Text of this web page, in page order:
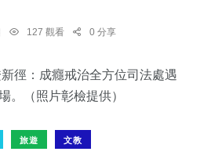
127 觀看 0 分享
旅遊 文教